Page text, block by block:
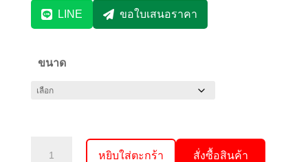
LINE ขอใบเสนอราคา
ขนาด
หยิบใส่ตะกร้า สั่งซื้อสินค้า